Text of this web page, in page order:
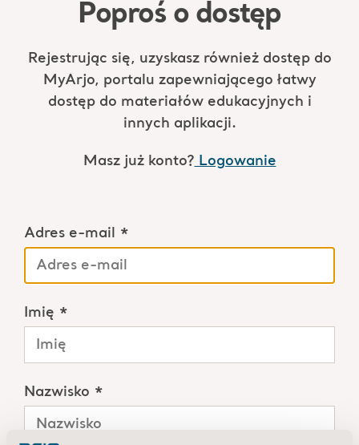
Poproś o dostęp
Rejestrując się, uzyskasz również dostęp do
MyArjo, portalu zapewniającego łatwy
dostęp do materiałów edukacyjnych i
innych aplikacji.
Masz już konto? Logowanie
Adres e-mail *
Imię *
Nazwisko *